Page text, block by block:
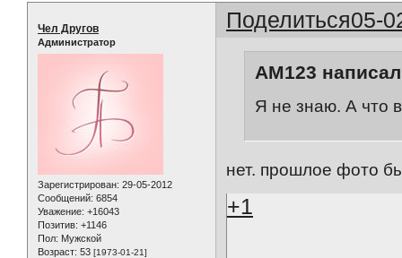
Поделиться05-
Чел Другов
Администратор
Зарегистрирован: 29-05-2012
Сообщений: 6854
Уважение: +16043
Позитив: +1146
Пол: Мужской
Возраст: 53 [1973-01-21]
AM123
Я не знаю. А что
нет. прошлое фото
+1